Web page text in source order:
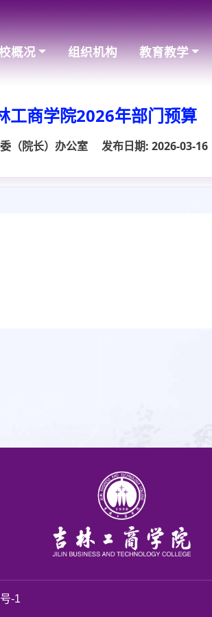
概况 组织机构 教育教学
工商学院2026年部门预算
（院长）办公室 发布日期: 2026-03-16
-1